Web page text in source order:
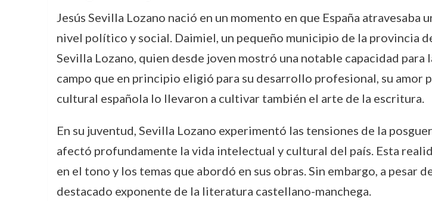
Jesús Sevilla Lozano nació en un momento en que España
nivel político y social. Daimiel, un pequeño municipio de la provincia
Sevilla Lozano, quien desde joven mostró una notable capacidad para
campo que en principio eligió para su desarrollo profesional, su
cultural española lo llevaron a cultivar también el arte de la escritura.
En su juventud, Sevilla Lozano experimentó las tensiones de la
afectó profundamente la vida intelectual y cultural del país. Esta
en el tono y los temas que abordó en sus obras. Sin embargo, a
destacado exponente de la literatura castellano-manchega.